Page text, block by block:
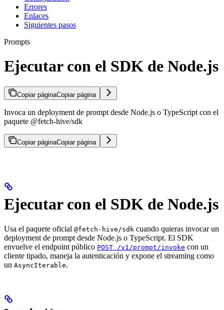
Errores
Enlaces
Siguientes pasos
Prompts
Ejecutar con el SDK de Node.js
Copiar páginaCopiar página
Invoca un deployment de prompt desde Node.js o TypeScript con el
paquete @fetch-hive/sdk
Copiar páginaCopiar página
Ejecutar con el SDK de Node.js
Usa el paquete oficial @fetch-hive/sdk cuando quieras invocar un
deployment de prompt desde Node.js o TypeScript. El SDK
envuelve el endpoint público POST /v1/prompt/invoke con un
cliente tipado, maneja la autenticación y expone el streaming como
un AsyncIterable.